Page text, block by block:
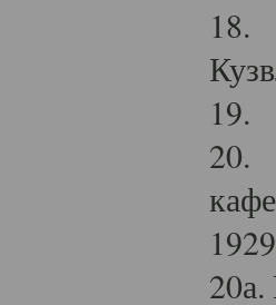
18.
19.
20.